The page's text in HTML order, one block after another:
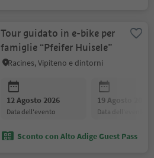
Tour guidato in e-bike per
famiglie “Pfeifer Huisele”
Racines, Vipiteno e dintorni
12 Agosto 2026
data dell'evento
19 Agosto 2026
data dell'evento
Sconto con Alto Adige Guest Pass